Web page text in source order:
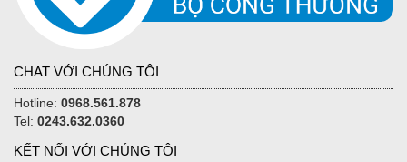
CHAT VỚI CHÚNG TÔI
Hotline: 0968.561.878
Tel: 0243.632.0360
KẾT NỐI VỚI CHÚNG TÔI